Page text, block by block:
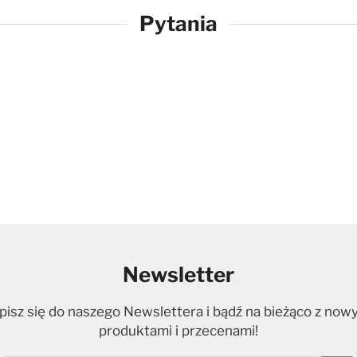
Pytania
Newsletter
się do naszego Newslettera i bądź na bieżąco z
produktami i przecenami!